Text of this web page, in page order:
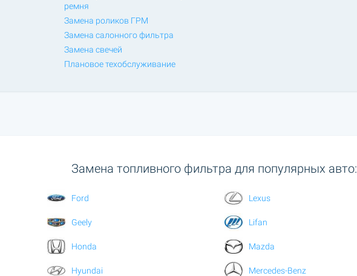
ремня
Замена роликов ГРМ
Замена салонного фильтра
Замена свечей
Плановое техобслуживание
Замена топливного фильтра для популярных авто:
Ford
Geely
Honda
Hyundai
Lexus
Lifan
Mazda
Mercedes-Benz